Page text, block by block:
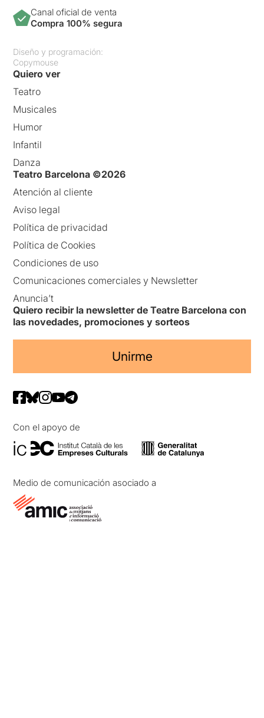
Canal oficial de venta
Compra 100% segura
Diseño y programación:
Copymouse
Quiero ver
Teatro
Musicales
Humor
Infantil
Danza
Teatro Barcelona ©2026
Atención al cliente
Aviso legal
Política de privacidad
Política de Cookies
Condiciones de uso
Comunicaciones comerciales y Newsletter
Anuncia’t
Quiero recibir la newsletter de Teatre Barcelona con
las novedades, promociones y sorteos
Unirme
Con el apoyo de
Medio de comunicación asociado a